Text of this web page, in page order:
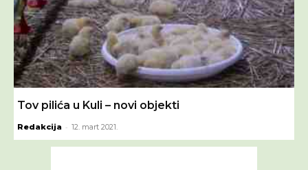
Tov pilića u Kuli – novi objekti
Redakcija - 12. mart 2021.